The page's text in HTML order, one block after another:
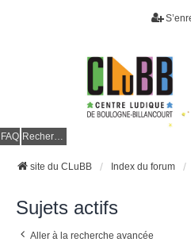
FAQ Rechercher
site du CLuBB Index du forum
Sujets actifs
Aller à la recherche avancée